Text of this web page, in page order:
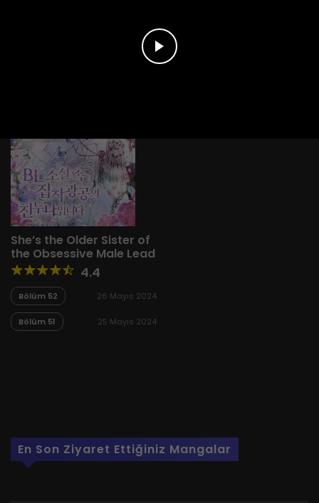
She’s the Older Sister of
the Obsessive Male Lead
4.4
Bölüm 52 26 Mayıs 2024
Bölüm 51 25 Mayıs 2024
En Son Ziyaret Ettiğiniz Mangalar